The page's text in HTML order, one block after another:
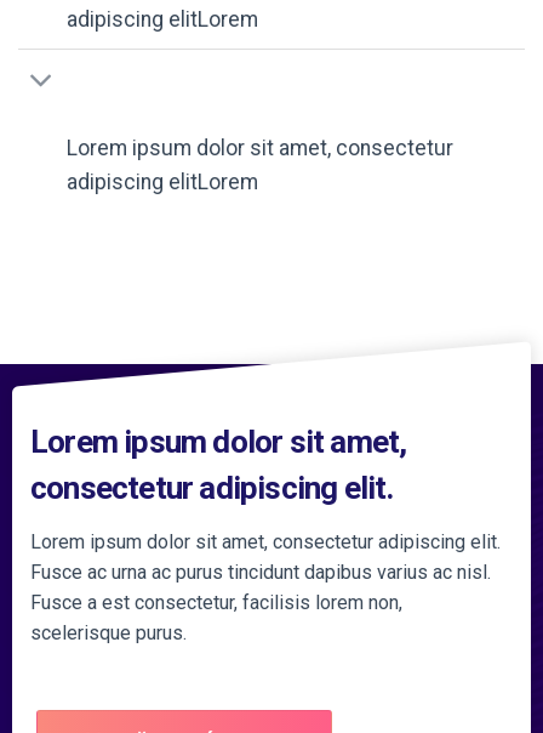
adipiscing elitLorem
Lorem ipsum dolor sit amet, consectetur
adipiscing elitLorem
Lorem ipsum dolor sit amet,
consectetur adipiscing elit.
Lorem ipsum dolor sit amet, consectetur adipiscing elit.
Fusce ac urna ac purus tincidunt dapibus varius ac nisl.
Fusce a est consectetur, facilisis lorem non,
scelerisque purus.